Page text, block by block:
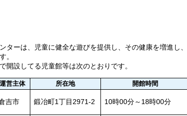
ターは、児童に健全な遊びを提供し、その健康を増進し
。
開設してる児童館等は次のとおりです。
運営主体 所在地 開館時間
吉市 鍛冶町1丁目2971-2 10時00分～18時00分